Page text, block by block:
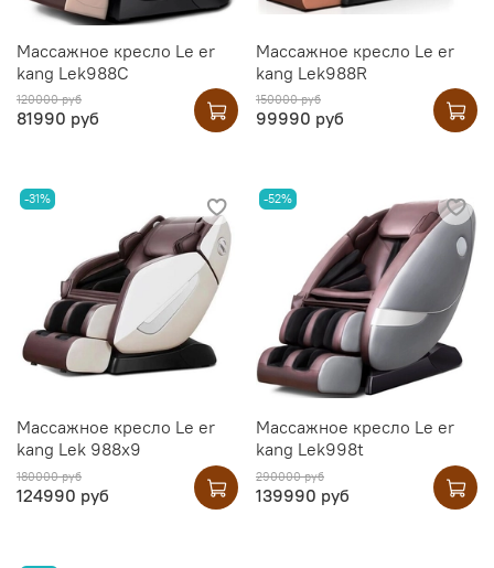
Массажное кресло Le er
kang Lek988C
120000 руб
81990 руб
Массажное кресло Le er
kang Lek988R
150000 руб
99990 руб
-31%
Массажное кресло Le er
kang Lek 988x9
180000 руб
124990 руб
-52%
Массажное кресло Le er
kang Lek998t
290000 руб
139990 руб